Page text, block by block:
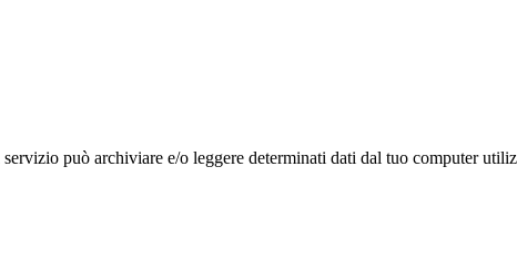
può archiviare e/o leggere determinati dati dal tuo computer